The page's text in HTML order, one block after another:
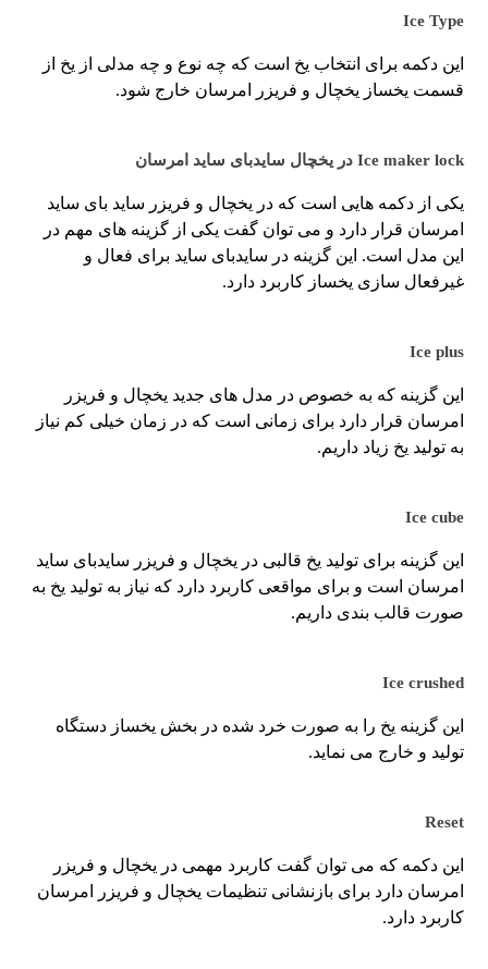
Ice Type
این دکمه برای انتخاب یخ است که چه نوع و چه مدلی از یخ از
قسمت یخساز یخچال و فریزر امرسان خارج شود.
Ice maker lock در یخچال سایدبای ساید امرسان
یکی از دکمه هایی است که در یخچال و فریزر ساید بای ساید
امرسان قرار دارد و می توان گفت یکی از گزینه های مهم در
این مدل است. این گزینه در سایدبای ساید برای فعال و
غیرفعال سازی یخساز کاربرد دارد.
Ice plus
این گزینه که به خصوص در مدل های جدید یخچال و فریزر
امرسان قرار دارد برای زمانی است که در زمان خیلی کم نیاز
به تولید یخ زیاد داریم.
Ice cube
این گزینه برای تولید یخ قالبی در یخچال و فریزر سایدبای ساید
امرسان است و برای مواقعی کاربرد دارد که نیاز به تولید یخ به
صورت قالب بندی داریم.
Ice crushed
این گزینه یخ را به صورت خرد شده در بخش یخساز دستگاه
تولید و خارج می نماید.
Reset
این دکمه که می توان گفت کاربرد مهمی در یخچال و فریزر
امرسان دارد برای بازنشانی تنظیمات یخچال و فریزر امرسان
کاربرد دارد.